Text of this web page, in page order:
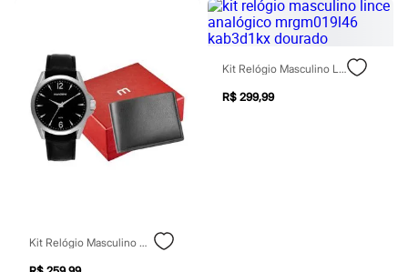
Corretivo
Gloss
Pó facial
Sombras
Al Wataniah
Banderas
Beleza C&A
Boca Rosa
Fran by Franciny Ehlke
Jean Paul Gaultier
Lancôme
Kit Relógio Masculino Mondaine 99740g0mvnh1kf Analógico Prateado
Kit Relógio Masculino Lince Analógico Mrgm019l46 Kab3d1kx Dourado
R$ 299,99